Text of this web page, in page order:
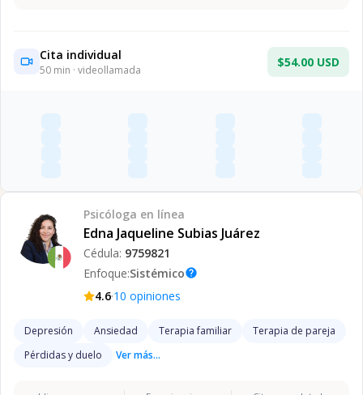
Cita individual
50 min · videollamada
$54.00 USD
Psicóloga en línea
Edna Jaqueline Subias Juárez
Cédula: 9759821
Enfoque:Sistémicohelp
4.6·10 opiniones
Depresión Ansiedad Terapia familiar
Terapia de pareja
Pérdidas y duelo
Ver más...